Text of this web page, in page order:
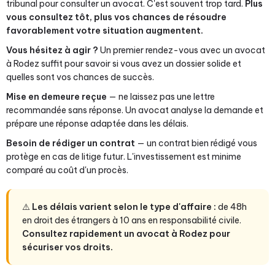
tribunal pour consulter un avocat. C'est souvent trop tard. Plus
vous consultez tôt, plus vos chances de résoudre
favorablement votre situation augmentent.
Vous hésitez à agir ? Un premier rendez-vous avec un avocat
à Rodez suffit pour savoir si vous avez un dossier solide et
quelles sont vos chances de succès.
Mise en demeure reçue — ne laissez pas une lettre
recommandée sans réponse. Un avocat analyse la demande et
prépare une réponse adaptée dans les délais.
Besoin de rédiger un contrat — un contrat bien rédigé vous
protège en cas de litige futur. L'investissement est minime
comparé au coût d'un procès.
⚠️ Les délais varient selon le type d'affaire : de 48h
en droit des étrangers à 10 ans en responsabilité civile.
Consultez rapidement un avocat à Rodez pour
sécuriser vos droits.